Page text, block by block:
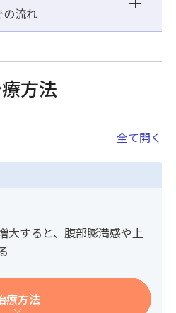
の流れ
方法
全て開く
大すると、腹部膨満感や上
療方法